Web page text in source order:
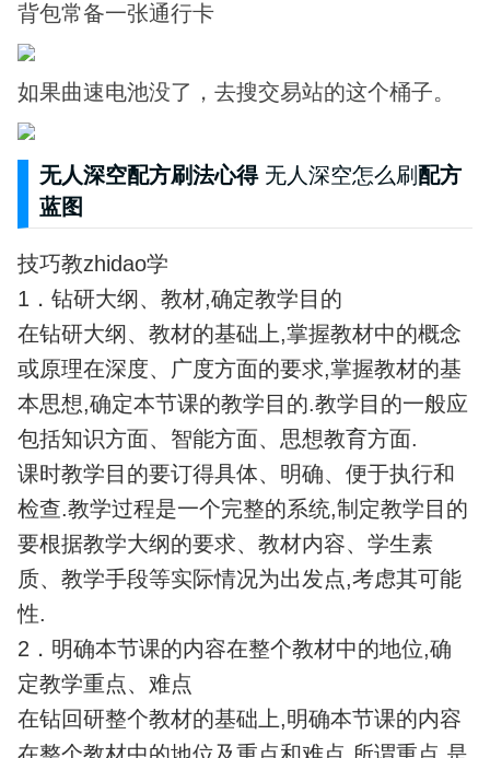
背包常备一张通行卡
如果曲速电池没了，去搜交易站的这个桶子。
无人深空配方刷法心得 无人深空怎么刷 配方
蓝图
技巧教zhidao学
1．钻研大纲、教材,确定教学目的
在钻研大纲、教材的基础上,掌握教材中的概念
或原理在深度、广度方面的要求,掌握教材的基
本思想,确定本节课的教学目的.教学目的一般应
包括知识方面、智能方面、思想教育方面.
课时教学目的要订得具体、明确、便于执行和
检查.教学过程是一个完整的系统,制定教学目的
要根据教学大纲的要求、教材内容、学生素
质、教学手段等实际情况为出发点,考虑其可能
性.
2．明确本节课的内容在整个教材中的地位,确
定教学重点、难点
在钻回研整个教材的基础上,明确本节课的内容